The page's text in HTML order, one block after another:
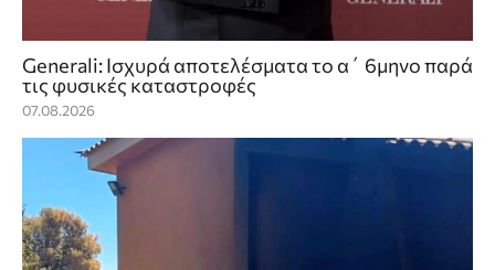
Generali: Ισχυρά αποτελέσματα το α΄ 6μηνο παρά
τις φυσικές καταστροφές
07.08.2026